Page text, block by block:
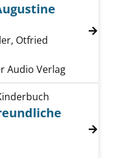
Die dumme Augustine
Otfried
Audio Verlag
Das sehr
Verfasser